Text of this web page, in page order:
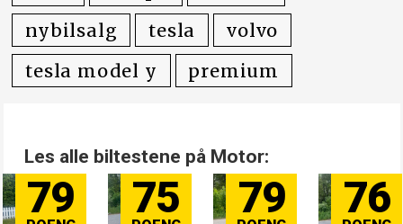
nybilsalg
tesla
volvo
tesla model y
premium
Les alle biltestene på Motor:
79 75 79 76